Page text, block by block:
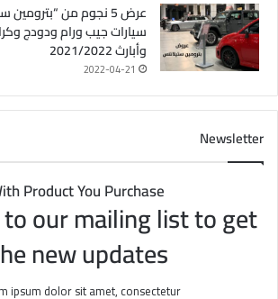
عرض 5 نجوم من
سيارات جيب ورام ودودج
وأبارث 2021/2022
2022-04-21
Newsletter
Product You Purchase
our mailing list to get
new updates!
ipsum dolor sit amet, consectetur.